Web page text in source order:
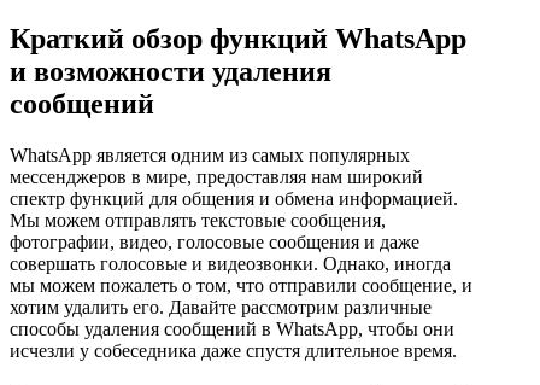
Краткий обзор функций WhatsApp
и возможности удаления
сообщений
WhatsApp является одним из самых популярных
мессенджеров в мире, предоставляя нам широкий
спектр функций для общения и обмена информацией.
Мы можем отправлять текстовые сообщения,
фотографии, видео, голосовые сообщения и даже
совершать голосовые и видеозвонки. Однако, иногда
мы можем пожалеть о том, что отправили сообщение, и
хотим удалить его. Давайте рассмотрим различные
способы удаления сообщений в WhatsApp, чтобы они
исчезли у собеседника даже спустя длительное время.